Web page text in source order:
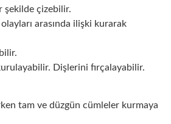
şekilde çizebilir.
arasında ilişki kurarak
Dişlerini fırçalayabilir.
tam ve düzgün cümleler kurmaya